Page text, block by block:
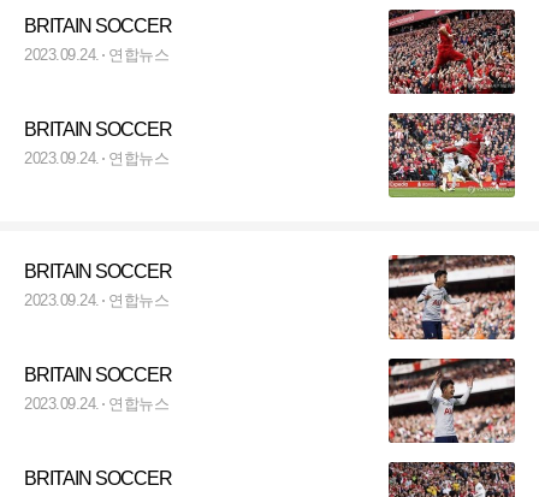
BRITAIN SOCCER
2023.09.24. 연합뉴스
BRITAIN SOCCER
2023.09.24. 연합뉴스
BRITAIN SOCCER
2023.09.24. 연합뉴스
BRITAIN SOCCER
2023.09.24. 연합뉴스
BRITAIN SOCCER